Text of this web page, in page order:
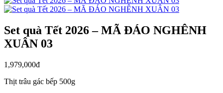
Set quà Tết 2026 – MÃ ĐÁO NGHÊNH
XUÂN 03
1,979,000đ
Thịt trâu gác bếp 500g